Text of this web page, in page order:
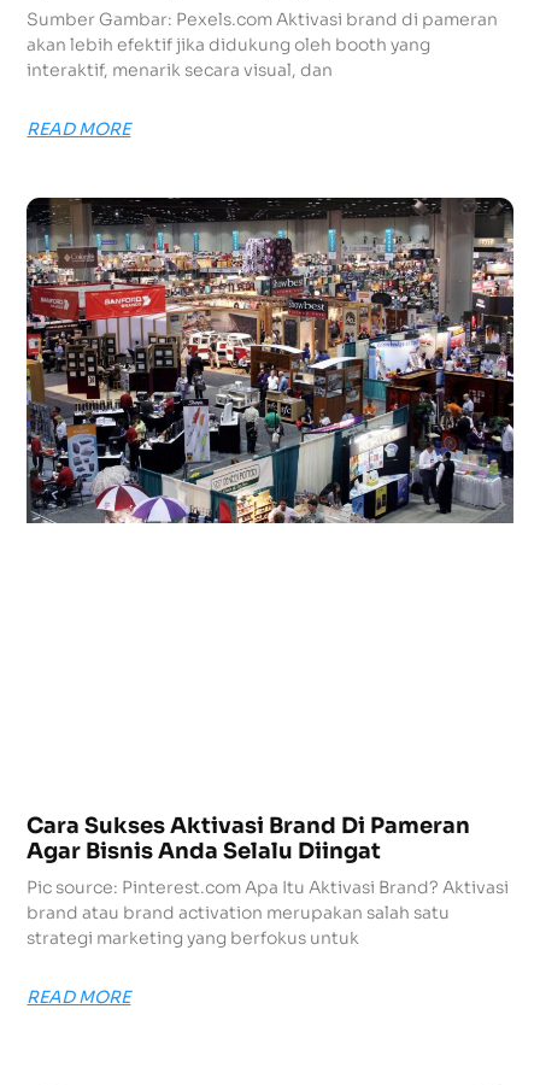
Sumber Gambar: Pexels.com Aktivasi brand di pameran
akan lebih efektif jika didukung oleh booth yang
interaktif, menarik secara visual, dan
READ MORE
Cara Sukses Aktivasi Brand Di Pameran
Agar Bisnis Anda Selalu Diingat
Pic source: Pinterest.com Apa Itu Aktivasi Brand? Aktivasi
brand atau brand activation merupakan salah satu
strategi marketing yang berfokus untuk
READ MORE